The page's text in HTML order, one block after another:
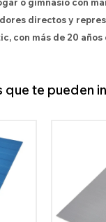
directos y
con más de 20
que te pueden